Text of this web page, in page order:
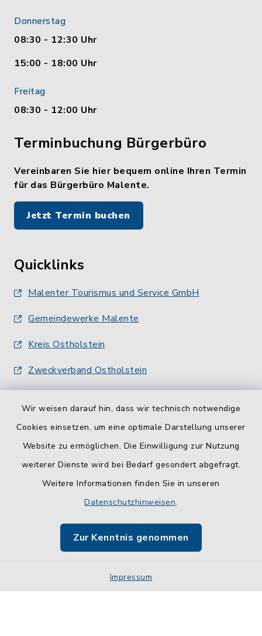
Wir weisen darauf hin, dass wir technisch notwendige
Cookies einsetzen, um eine optimale Darstellung unserer
Website zu ermöglichen. Die Einwilligung zur Nutzung
weiterer Dienste wird bei Bedarf gesondert abgefragt.
Weitere Informationen finden Sie in unseren
Datenschutzhinweisen.
Zur Kenntnis genommen
Impressum
Donnerstag
08:30 - 12:30 Uhr
15:00 - 18:00 Uhr
Freitag
08:30 - 12:00 Uhr
Terminbuchung Bürgerbüro
Vereinbaren Sie hier bequem online Ihren Termin
für das Bürgerbüro Malente.
Jetzt Termin buchen
Quicklinks
Malenter Tourismus und Service GmbH
Gemeindewerke Malente
Kreis Ostholstein
Zweckverband Ostholstein
Barrierefreiheit
Impressum
Sitemap